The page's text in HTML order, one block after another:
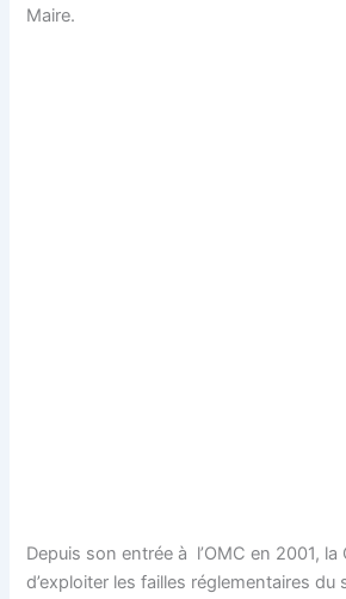
Maire.
Depuis son entrée à l’OMC en 2001, la
d’exploiter les failles réglementaires du